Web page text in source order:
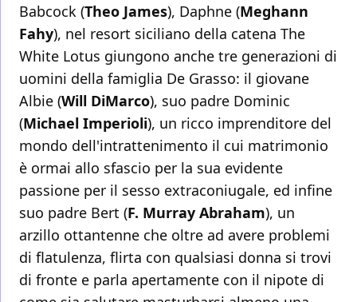
Babcock (Theo James), Daphne (Meghann
Fahy), nel resort siciliano della catena The
White Lotus giungono anche tre generazioni di
uomini della famiglia De Grasso: il giovane
Albie (Will DiMarco), suo padre Dominic
(Michael Imperioli), un ricco imprenditore del
mondo dell'intrattenimento il cui matrimonio
è ormai allo sfascio per la sua evidente
passione per il sesso extraconiugale, ed infine
suo padre Bert (F. Murray Abraham), un
arzillo ottantenne che oltre ad avere problemi
di flatulenza, flirta con qualsiasi donna si trovi
di fronte e parla apertamente con il nipote di